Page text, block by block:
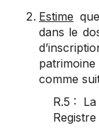
Estime
dans le
comme
R.5 :